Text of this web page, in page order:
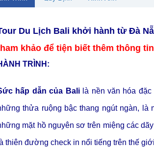
Du Lịch Bali khởi hành từ Đà
khảo để tiện biết thêm thông
TRÌNH:
hấp dẫn của Balilà nền văn hóa đặc
thửa ruộng bậc thang ngút ngàn, là
mặt hồ nguyên sơ trên miệng các
thiên đường check in nổi tiếng trên thế